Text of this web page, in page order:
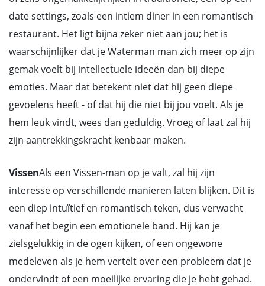
date settings, zoals een intiem diner in een romantisch
restaurant. Het ligt bijna zeker niet aan jou; het is
waarschijnlijker dat je Waterman man zich meer op zijn
gemak voelt bij intellectuele ideeën dan bij diepe
emoties. Maar dat betekent niet dat hij geen diepe
gevoelens heeft - of dat hij die niet bij jou voelt. Als je
hem leuk vindt, wees dan geduldig. Vroeg of laat zal hij
zijn aantrekkingskracht kenbaar maken.
VissenAls een Vissen-man op je valt, zal hij zijn
interesse op verschillende manieren laten blijken. Dit is
een diep intuïtief en romantisch teken, dus verwacht
vanaf het begin een emotionele band. Hij kan je
zielsgelukkig in de ogen kijken, of een ongewone
medeleven als je hem vertelt over een probleem dat je
ondervindt of een moeilijke ervaring die je hebt gehad.